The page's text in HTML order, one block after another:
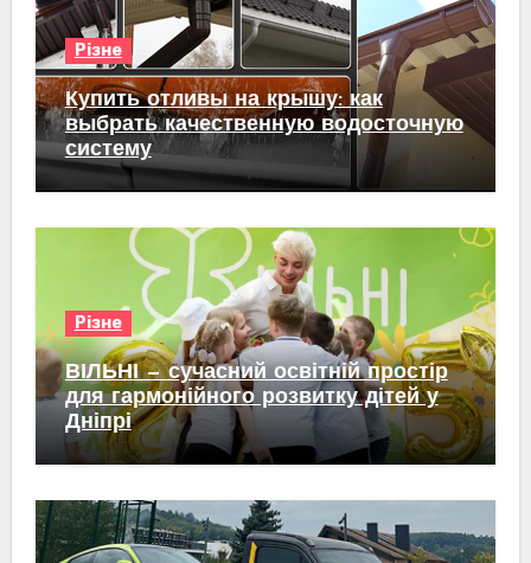
Різне
Купить отливы на крышу: как
выбрать качественную водосточную
систему
Різне
ВІЛЬНІ — сучасний освітній простір
для гармонійного розвитку дітей у
Дніпрі